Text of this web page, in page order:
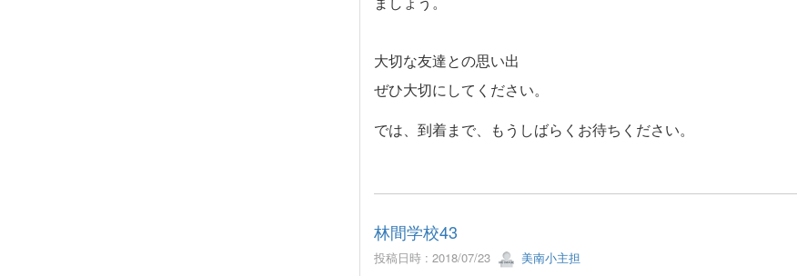
ましょう。
大切な友達との思い出
ぜひ大切にしてください。
では、到着まで、もうしばらくお待ちください。
林間学校43
投稿日時 : 2018/07/23 美南小主担